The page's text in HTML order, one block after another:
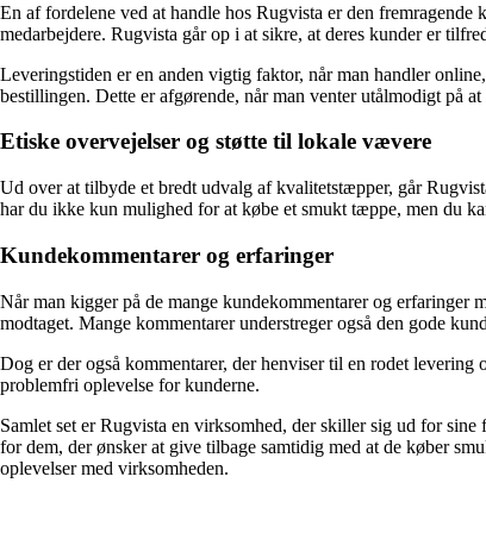
En af fordelene ved at handle hos Rugvista er den
medarbejdere. Rugvista går op i at sikre, at deres kunder er
Leveringstiden er en anden vigtig faktor, når man handler
bestillingen. Dette er afgørende, når man venter utålmodigt på
Etiske overvejelser og støtte til lokale vævere
Ud over at tilbyde et bredt udvalg af kvalitetstæpper, går
har du ikke kun mulighed for at købe et smukt tæppe, men du
Kundekommentarer og erfaringer
Når man kigger på de mange kundekommentarer og erfaringer
modtaget. Mange kommentarer understreger også den gode
Dog er der også kommentarer, der henviser til en rodet
problemfri oplevelse for kunderne.
Samlet set er Rugvista en virksomhed, der skiller sig ud for
for dem, der ønsker at give tilbage samtidig med at de køber
oplevelser med virksomheden.